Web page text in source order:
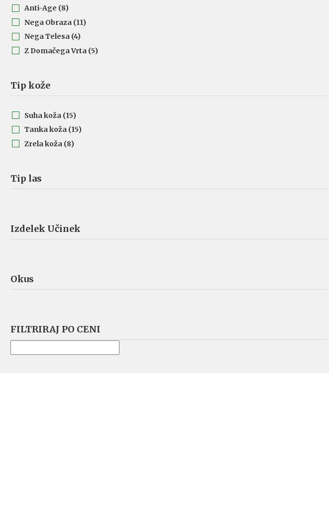
Poletje
Vizažistika, nega, ličenje in
poslikave
Delavnice, predavanja in vadbe
Anti-Age (8)
Nega Obraza (11)
Nega Telesa (4)
Z Domačega Vrta (5)
Tip kože
Suha koža (15)
Tanka koža (15)
Zrela koža (8)
Tip las
Izdelek Učinek
Okus
FILTRIRAJ PO CENI